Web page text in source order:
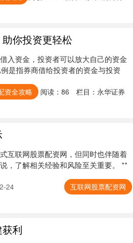
你投资更轻松
入资金，投资者可以放大自己的资金
是指券商借给投资者的资金与投资
资全攻略 阅读： 86 栏目： 永华证券
互联网股票配资网，但同时也伴随着
，了解相关经验和风险至关重要。 **
24
互联网股票配资网
利